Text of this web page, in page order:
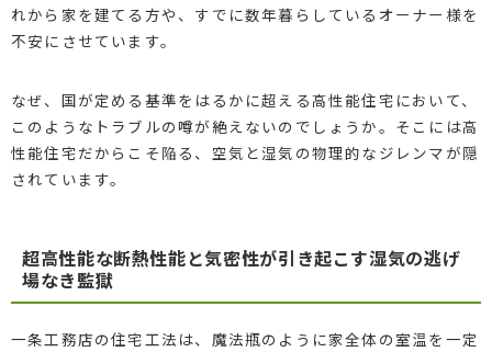
れから家を建てる方や、すでに数年暮らしているオーナー様を
不安にさせています。
なぜ、国が定める基準をはるかに超える高性能住宅において、
このようなトラブルの噂が絶えないのでしょうか。そこには高
性能住宅だからこそ陥る、空気と湿気の物理的なジレンマが隠
されています。
超高性能な断熱性能と気密性が引き起こす湿気の逃げ
場なき監獄
一条工務店の住宅工法は、魔法瓶のように家全体の室温を一定